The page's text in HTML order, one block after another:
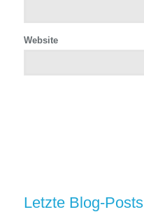
Website
Letzte Blog-Posts